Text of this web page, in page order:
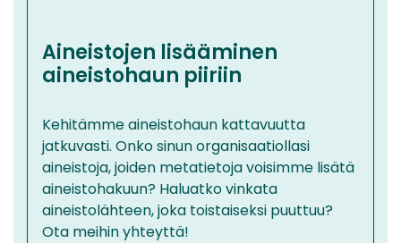
Aineistojen lisääminen
aineistohaun piiriin
Kehitämme aineistohaun kattavuutta
jatkuvasti. Onko sinun organisaatiollasi
aineistoja, joiden metatietoja voisimme lisätä
aineistohakuun? Haluatko vinkata
aineistolähteen, joka toistaiseksi puuttuu?
Ota meihin yhteyttä!